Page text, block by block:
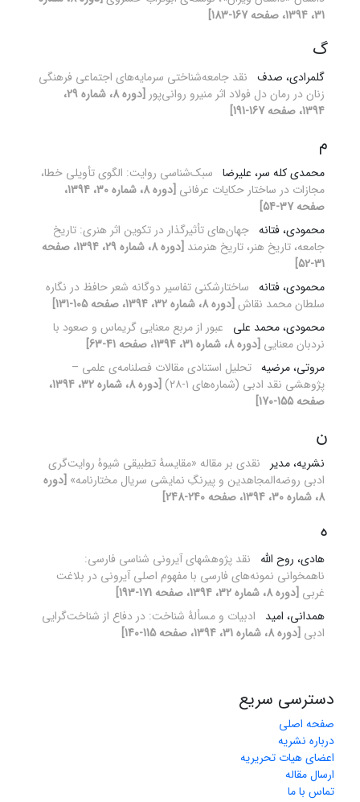
31، 1394، صفحه 167-183]
گ
گلمرادی، صدف نقد جامعه‌شناختی سرمایه‌های اجتماعی فرهنگی
زنان در رمان دل فولاد اثر منیرو روانی‌پور
[دوره 8، شماره 29،
1394، صفحه 167-191]
م
محمدی کله سر، علیرضا سبک‌شناسی روایت: الگوی تأویلی خطا،
مجازات در ساختار حکایات عرفانی
[دوره 8، شماره 30، 1394،
صفحه 37-54]
محمودی، فتانه جهان‌های تأثیرگذار در تکوین اثر هنری: تاریخ
جامعه، تاریخ هنر، تاریخ هنرمند
[دوره 8، شماره 29، 1394، صفحه
31-52]
محمودی، فتانه ساختارشکنی تفاسیر دوگانه شعر حافظ در نگاره
سلطان محمد نقاش [دوره 8، شماره 32، 1394، صفحه 105-131]
محمودی، محمد علی
عبور از مربع معنایی گریماس و صعود با
نردبان معنایی [دوره 8، شماره 31، 1394، صفحه 41-63]
مروتی، مرضیه تحلیل استنادی مقالات فصلنامه‌ی علمی ‌–
پژوهشی نقد ادبی (شماره‌های ۱-۲۸)
[دوره 8، شماره 32، 1394،
صفحه 155-170]
ن
نشریه، مدیر
نقدی بر مقاله «مقایسۀ تطبیقی شیوۀ روایت‌گری
ادبی روضه‌المجاهدین و پیرنگِ نمایشی سریال مختارنامه» [دوره
8، شماره 30، 1394، صفحه 240-248]
ه
هادی، روح الله
نقد پژوهشهای آیرونی شناسی فارسی:
ناهمخوانی نمونه‌های فارسی با مفهوم اصلی آیرونی در بلاغت
غربی [دوره 8، شماره 32، 1394، صفحه 171-193]
همدانی، امید
ادبیات و مسألۀ شناخت: در دفاع از شناخت‌گرایی
ادبی [دوره 8، شماره 31، 1394، صفحه 115-140]
دسترسی سریع
صفحه اصلی
درباره نشریه
اعضای هیات تحریریه
ارسال مقاله
تماس با ما